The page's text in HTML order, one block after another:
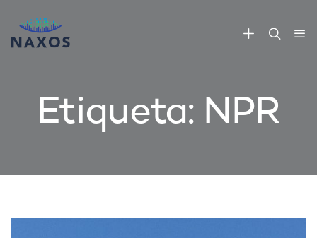
Etiqueta: NPR